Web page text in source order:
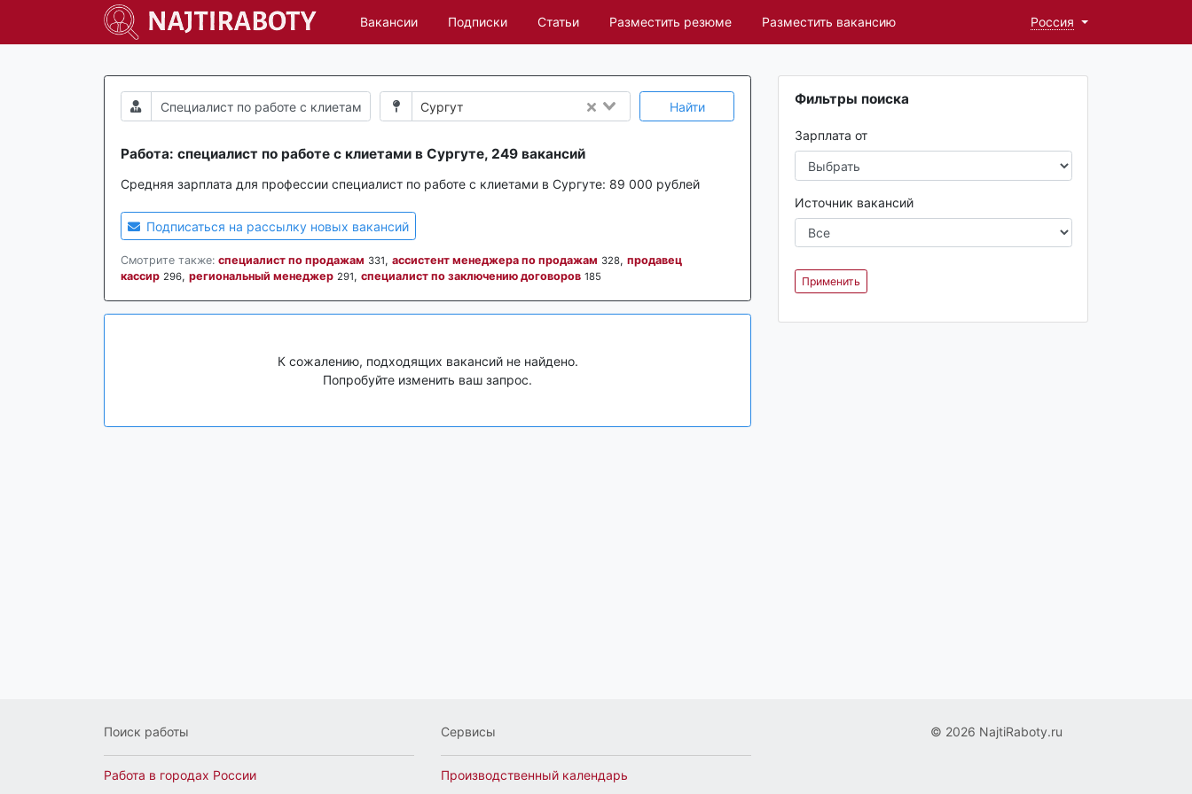
Вакансии Подписки Статьи Разместить резюме Разместить вакансию Россия
Сургут Найти
Работа: специалист по работе с клиетами в Сургуте, 249 вакансий
Средняя зарплата для профессии специалист по работе с клиетами в Сургуте: 89 000 рублей
Подписаться на рассылку новых вакансий
Смотрите также: специалист по продажам 331, ассистент менеджера по продажам 328, продавец
кассир 296, региональный менеджер 291, специалист по заключению договоров 185
К сожалению, подходящих вакансий не найдено.
Попробуйте изменить ваш запрос.
Фильтры поиска
Зарплата от
Источник вакансий
Применить
Поиск работы
Работа в городах России
Сервисы
Производственный календарь
© 2026 NajtiRaboty.ru